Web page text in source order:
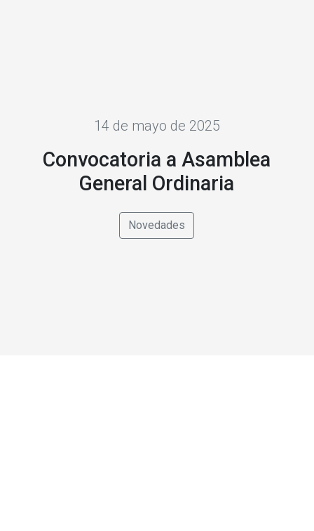
14 de mayo de 2025
Convocatoria a Asamblea
General Ordinaria
Novedades